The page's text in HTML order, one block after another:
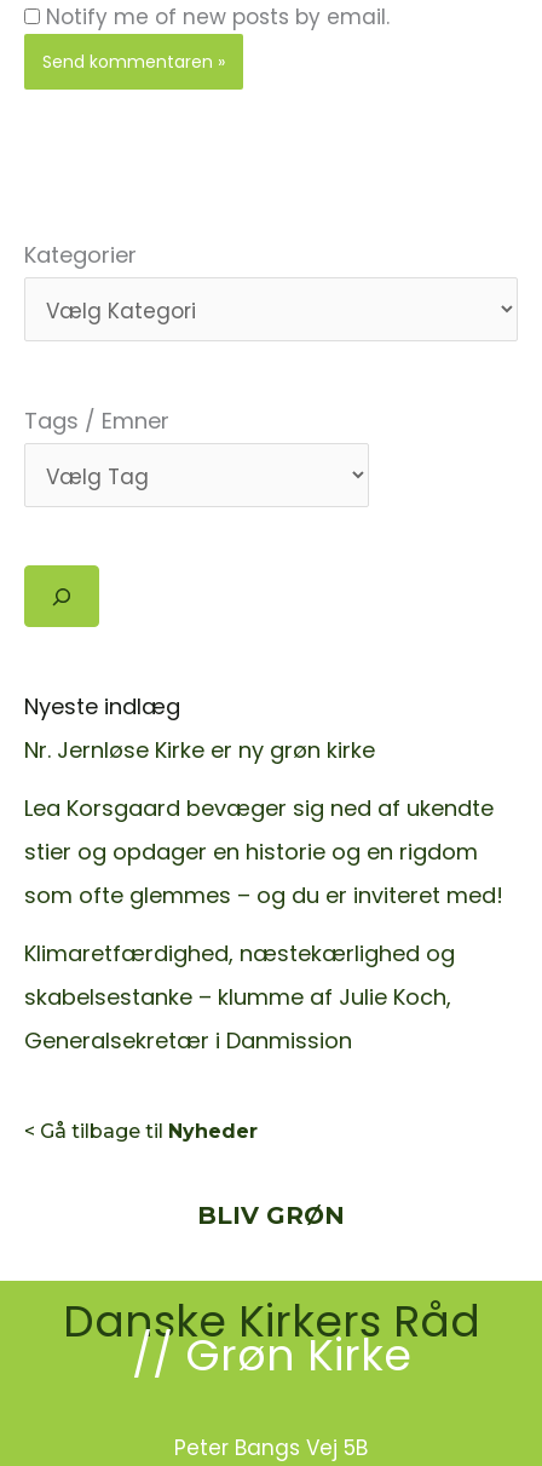
Notify me of new posts by email.
Kategorier
Tags / Emner
Søg
Nyeste indlæg
Nr. Jernløse Kirke er ny grøn kirke
Lea Korsgaard bevæger sig ned af ukendte
stier og opdager en historie og en rigdom
som ofte glemmes – og du er inviteret med!
Klimaretfærdighed, næstekærlighed og
skabelsestanke – klumme af Julie Koch,
Generalsekretær i Danmission
< Gå tilbage til Nyheder
BLIV GRØN
Danske Kirkers Råd
// Grøn Kirke
Peter Bangs Vej 5B